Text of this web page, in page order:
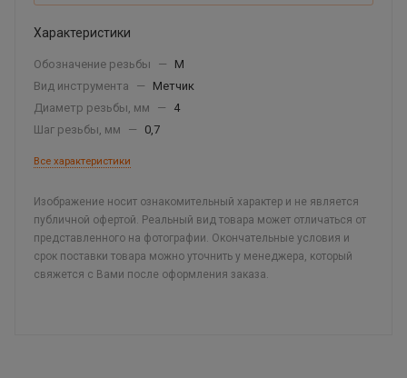
Характеристики
Обозначение резьбы —
М
Вид инструмента
—
Метчик
Диаметр резьбы, мм
—
4
Шаг резьбы, мм
— 0,7
Все характеристики
Изображение носит ознакомительный характер и не является
публичной офертой. Реальный вид товара может отличаться от
представленного на фотографии. Окончательные условия и
срок поставки товара можно уточнить у менеджера, который
свяжется с Вами после оформления заказа.